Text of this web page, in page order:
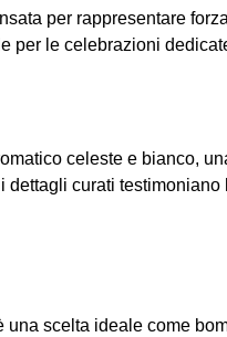
per rappresentare
per le celebrazioni
celeste e bianco,
curati testimoniano
scelta ideale come